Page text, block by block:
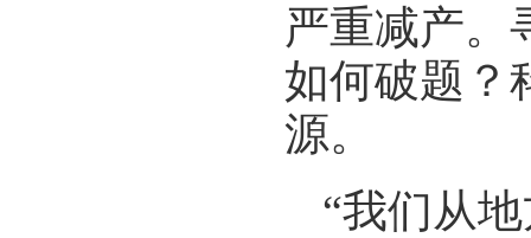
严重减产。
如何破题？
源。
“我们从